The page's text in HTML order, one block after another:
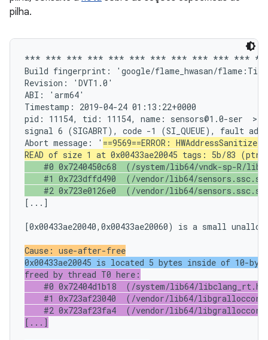
pilha.
*** *** *** *** *** *** *** *** *** *** ***
Build fingerprint: 'google/flame_hwasan/
Revision: 'DVT1.0'
ABI: 'arm64'
Timestamp: 2019-04-24 01:13:22+0000
pid: 11154, tid: 11154, name: sensors@1.0-ser
signal 6 (SIGABRT), code -1 (SI_QUEUE), fault
Abort message: ' ==9569==ERROR:
READ of size 1 at 0x00433ae20045 tags: 5b/83
#0 0x7240450c68  (/system/lib64/vndk-sp-R/
#1 0x723dffd490  (/vendor/lib64/
#2 0x723e0126e0  (/vendor/lib64/
[...]
[0x00433ae20040,0x00433ae20060) is a small
Cause: use-after-free
0x00433ae20045 is located 5 bytes inside of 10-byte
freed by thread T0 here:
#0 0x72404d1b18  (/system/lib64/
#1 0x723af23040  (/vendor/lib64/
#2 0x723af23fa4  (/vendor/lib64/
[...]